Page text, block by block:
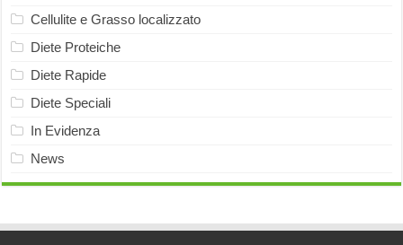
Cellulite e Grasso localizzato
Diete Proteiche
Diete Rapide
Diete Speciali
In Evidenza
News